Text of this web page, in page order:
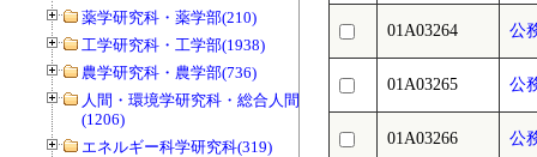
薬学研究科・薬学部(210)
工学研究科・工学部(1938)
農学研究科・農学部(736)
人間・環境学研究科・総合人間学部
(1206)
エネルギー科学研究科(319)
01A03264 公
01A03265 公
01A03266 公